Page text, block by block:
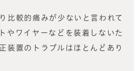
比較的痛みが少ないと言われて
やワイヤーなどを装着しないた
装置のトラブルはほとんどあり